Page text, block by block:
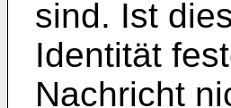
sind. Ist
Identität
Nachricht